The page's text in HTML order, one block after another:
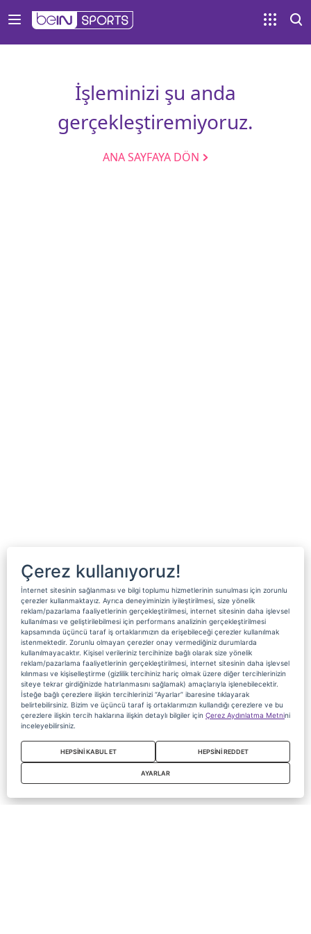
İşleminizi şu anda
gerçekleştiremiyoruz.
ANA SAYFAYA DÖN
Çerez kullanıyoruz!
İnternet sitesinin sağlanması ve bilgi toplumu hizmetlerinin sunulması için zorunlu
çerezler kullanmaktayız. Ayrıca deneyiminizin iyileştirilmesi, size yönelik
reklam/pazarlama faaliyetlerinin gerçekleştirilmesi, internet sitesinin daha işlevsel
kullanılması ve geliştirilebilmesi için performans analizinin gerçekleştirilmesi
kapsamında üçüncü taraf iş ortaklarımızın da erişebileceği çerezler kullanılmak
istenmektedir. Zorunlu olmayan çerezler onay vermediğiniz durumlarda
kullanılmayacaktır. Kişisel verileriniz tercihinize bağlı olarak size yönelik
reklam/pazarlama faaliyetlerinin gerçekleştirilmesi, internet sitesinin daha işlevsel
kılınması ve kişiselleştirme (gizlilik tercihiniz hariç olmak üzere diğer tercihlerinizin
siteye tekrar girdiğinizde hatırlanmasını sağlamak) amaçlarıyla işlenebilecektir.
İsteğe bağlı çerezlere ilişkin tercihlerinizi “Ayarlar” ibaresine tıklayarak
belirtebilirsiniz. Bizim ve üçüncü taraf iş ortaklarımızın kullandığı çerezlere ve bu
çerezlere ilişkin tercih haklarına ilişkin detaylı bilgiler için Çerez Aydınlatma Metnini
inceleyebilirsiniz.
HEPSİNİ KABUL ET HEPSİNİ REDDET
AYARLAR